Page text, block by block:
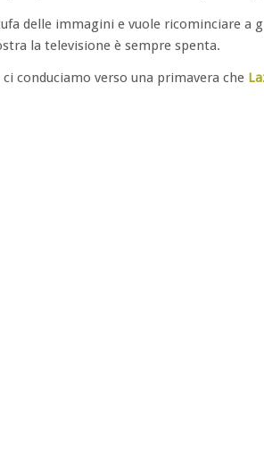
delle immagini e vuole ricominciare a
la televisione è sempre spenta.
conduciamo verso una primavera che